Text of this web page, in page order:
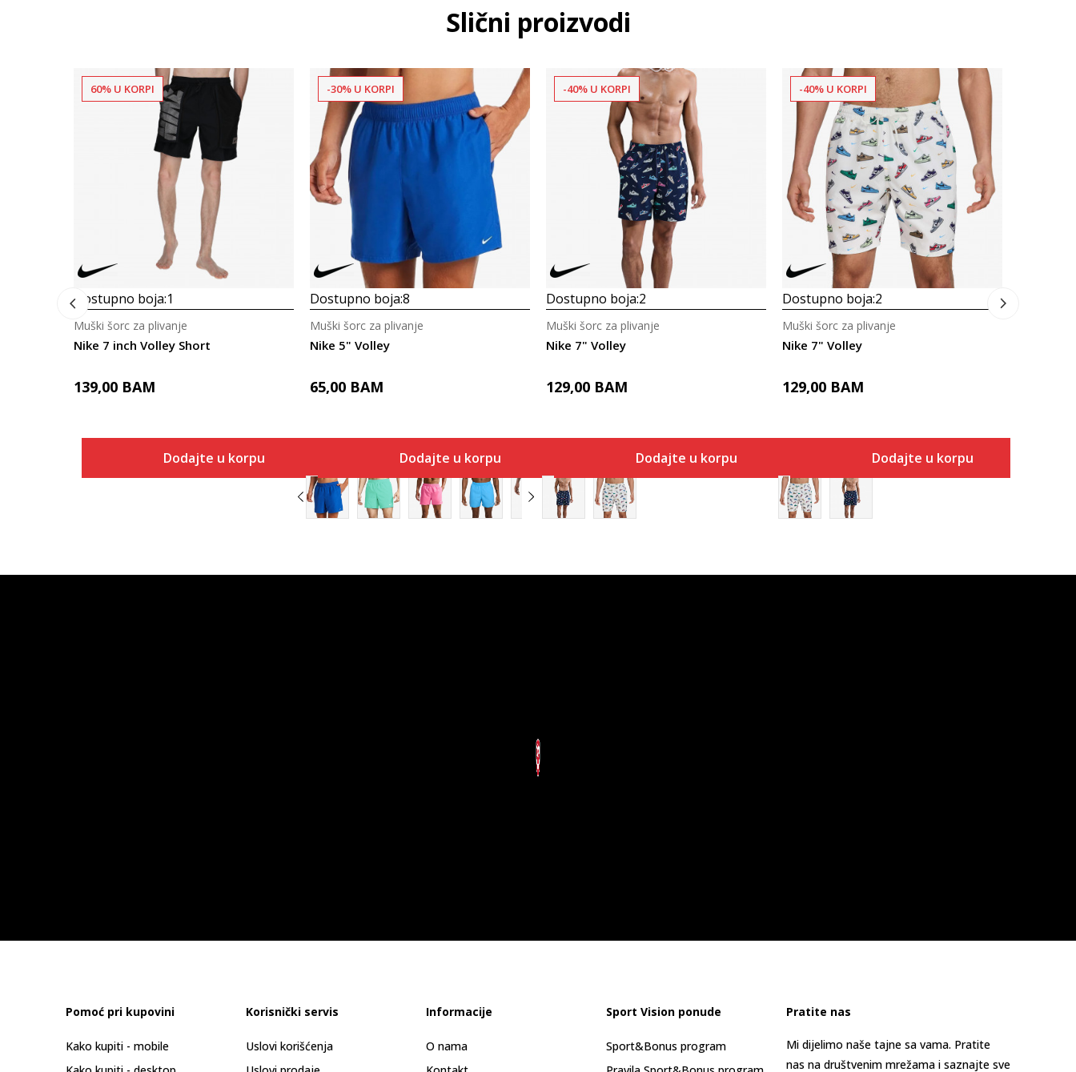
Slični proizvodi
60% U KORPI
Dostupno boja:1
Nike 7 inch Volley Short
Muški šorc za plivanje
139,00 BAM
Dodajte u korpu
-30% U KORPI
Dostupno boja:8
Nike 5" Volley
Muški šorc za plivanje
65,00 BAM
Dodajte u korpu
-40% U KORPI
Dostupno boja:2
Nike 7" Volley
Muški šorc za plivanje
129,00 BAM
Dodajte u korpu
-40% U KORPI
Dostupno boja:2
Nike 7" Volley
Muški šorc za plivanje
129,00 BAM
Dodajte u korpu
Pomoć pri kupovini
Kako kupiti - mobile
Korisnički servis
Uslovi korišćenja
Informacije
O nama
Sport Vision ponude
Sport&Bonus program
Pratite nas
Mi dijelimo naše tajne sa vama. Pratite
nas na društvenim mrežama i saznajte sve